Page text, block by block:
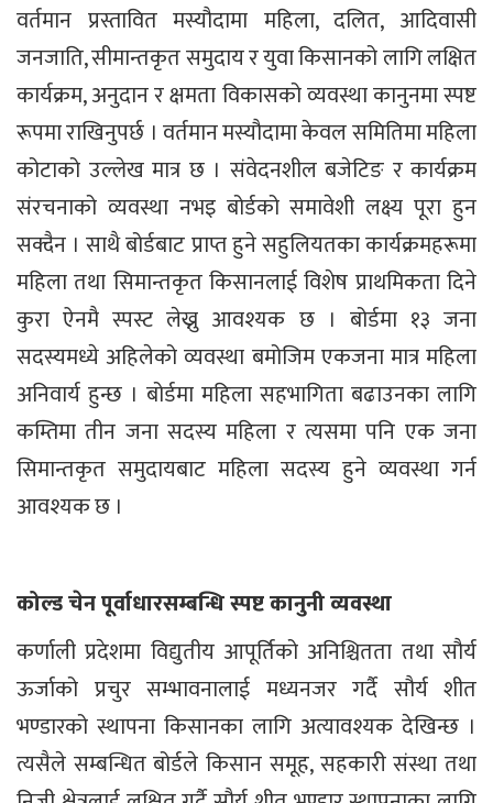
वर्तमान प्रस्तावित मस्यौदामा महिला, दलित, आदिवासी
जनजाति, सीमान्तकृत समुदाय र युवा किसानको लागि लक्षित
कार्यक्रम, अनुदान र क्षमता विकासको व्यवस्था कानुनमा स्पष्ट
रूपमा राखिनुपर्छ । वर्तमान मस्यौदामा केवल समितिमा महिला
कोटाको उल्लेख मात्र छ । संवेदनशील बजेटिङ र कार्यक्रम
संरचनाको व्यवस्था नभइ बोर्डको समावेशी लक्ष्य पूरा हुन
सक्दैन । साथै बोर्डबाट प्राप्त हुने सहुलियतका कार्यक्रमहरूमा
महिला तथा सिमान्तकृत किसानलाई विशेष प्राथमिकता दिने
कुरा ऐनमै स्पस्ट लेख्नु आवश्यक छ । बोर्डमा १३ जना
सदस्यमध्ये अहिलेको व्यवस्था बमोजिम एकजना मात्र महिला
अनिवार्य हुन्छ । बोर्डमा महिला सहभागिता बढाउनका लागि
कम्तिमा तीन जना सदस्य महिला र त्यसमा पनि एक जना
सिमान्तकृत समुदायबाट महिला सदस्य हुने व्यवस्था गर्न
आवश्यक छ ।
कोल्ड चेन पूर्वाधारसम्बन्धि स्पष्ट कानुनी व्यवस्था
कर्णाली प्रदेशमा विद्युतीय आपूर्तिको अनिश्चितता तथा सौर्य
ऊर्जाको प्रचुर सम्भावनालाई मध्यनजर गर्दै सौर्य शीत
भण्डारको स्थापना किसानका लागि अत्यावश्यक देखिन्छ ।
त्यसैले सम्बन्धित बोर्डले किसान समूह, सहकारी संस्था तथा